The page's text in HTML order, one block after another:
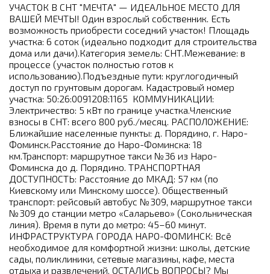
УЧАСТОК В СНТ "МЕЧТА" — ИДЕАЛЬНОЕ МЕСТО ДЛЯ
ВАШЕЙ МЕЧТЫ! Один взрослый собственник. Есть
возможность приобрести соседний участок! Площадь
участка: 6 соток (идеально подходит для строительства
дома или дачи).Категория земель: СНТ.Межевание: в
процессе (участок полностью готов к
использованию).Подъездные пути: круглогодичный
доступ по грунтовым дорогам. Кадастровый номер
участка: 50:26:0091208:1165 ️ КОММУНИКАЦИИ:
Электричество: 5 кВт по границе участка.Членские
взносы в СНТ: всего 800 руб./месяц. РАСПОЛОЖЕНИЕ:
Ближайшие населенные пункты: д. Порядино, г. Наро-
Фоминск.Расстояние до Наро-Фоминска: 18
км.Транспорт: маршрутное такси №36 из Наро-
Фоминска до д. Порядино. ТРАНСПОРТНАЯ
ДОСТУПНОСТЬ: Расстояние до МКАД: 57 км (по
Киевскому или Минскому шоссе). Общественный
транспорт: рейсовый автобус №309, маршрутное такси
№309 до станции метро «Саларьево» (Сокольническая
линия). Время в пути до метро: 45–60 минут.
ИНФРАСТРУКТУРА ГОРОДА НАРО-ФОМИНСК: Всё
необходимое для комфортной жизни: школы, детские
сады, поликлиники, сетевые магазины, кафе, места
отдыха и развлечений. ОСТАЛИСЬ ВОПРОСЫ? Мы